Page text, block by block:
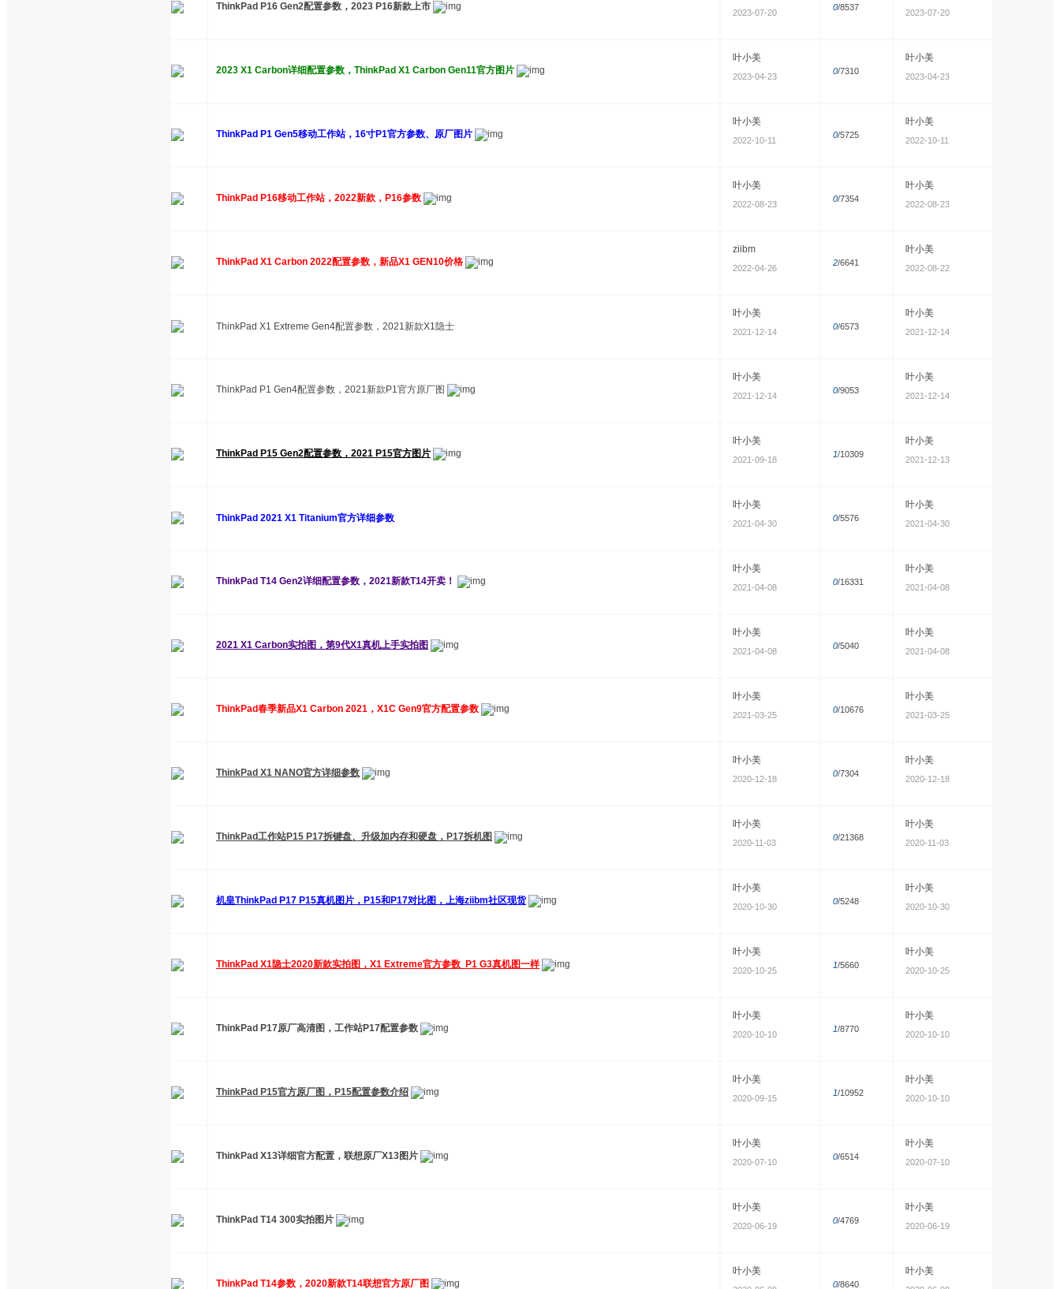
ThinkPad P16 Gen2配置参数，2023 P16新款上市
2023-07-20
0/8537
2023-07-20
2023 X1 Carbon详细配置参数，ThinkPad X1 Carbon Gen11官方图片
叶小美
2023-04-23
0/7310
叶小美
2023-04-23
ThinkPad P1 Gen5移动工作站，16寸P1官方参数、原厂图片
叶小美
2022-10-11
0/5725
叶小美
2022-10-11
ThinkPad P16移动工作站，2022新款，P16参数
叶小美
2022-08-23
0/7354
叶小美
2022-08-23
ThinkPad X1 Carbon 2022配置参数，新品X1 GEN10价格
ziibm
2022-04-26
2/6641
叶小美
2022-08-22
ThinkPad X1 Extreme Gen4配置参数，2021新款X1隐士
叶小美
2021-12-14
0/6573
叶小美
2021-12-14
ThinkPad P1 Gen4配置参数，2021新款P1官方原厂图
叶小美
2021-12-14
0/9053
叶小美
2021-12-14
ThinkPad P15 Gen2配置参数，2021 P15官方图片
叶小美
2021-09-18
1/10309
叶小美
2021-12-13
ThinkPad 2021 X1 Titanium官方详细参数
叶小美
2021-04-30
0/5576
叶小美
2021-04-30
ThinkPad T14 Gen2详细配置参数，2021新款T14开卖！
叶小美
2021-04-08
0/16331
叶小美
2021-04-08
2021 X1 Carbon实拍图，第9代X1真机上手实拍图
叶小美
2021-04-08
0/5040
叶小美
2021-04-08
ThinkPad春季新品X1 Carbon 2021，X1C Gen9官方配置参数
叶小美
2021-03-25
0/10676
叶小美
2021-03-25
ThinkPad X1 NANO官方详细参数
叶小美
2020-12-18
0/7304
叶小美
2020-12-18
ThinkPad工作站P15 P17拆键盘、升级加内存和硬盘，P17拆机图
叶小美
2020-11-03
0/21368
叶小美
2020-11-03
机皇ThinkPad P17 P15真机图片，P15和P17对比图，上海ziibm社区现货
叶小美
2020-10-30
0/5248
叶小美
2020-10-30
ThinkPad X1隐士2020新款实拍图，X1 Extreme官方参数 P1 G3真机图一样
叶小美
2020-10-25
1/5660
叶小美
2020-10-25
ThinkPad P17原厂高清图，工作站P17配置参数
叶小美
2020-10-10
1/8770
叶小美
2020-10-10
ThinkPad P15官方原厂图，P15配置参数介绍
叶小美
2020-09-15
1/10952
叶小美
2020-10-10
ThinkPad X13详细官方配置，联想原厂X13图片
叶小美
2020-07-10
0/6514
叶小美
2020-07-10
ThinkPad T14 300实拍图片
叶小美
2020-06-19
0/4769
叶小美
2020-06-19
ThinkPad T14参数，2020新款T14联想官方原厂图
叶小美
0/8640
叶小美